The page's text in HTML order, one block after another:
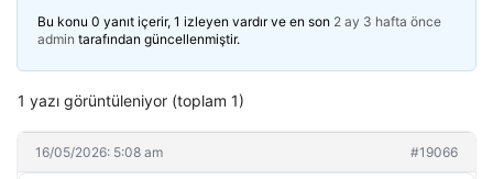
Bu konu 0 yanıt içerir, 1 izleyen vardır ve en son 2 ay 3 hafta önce
admin tarafından güncellenmiştir.
1 yazı görüntüleniyor (toplam 1)
16/05/2026: 5:08 am #19066